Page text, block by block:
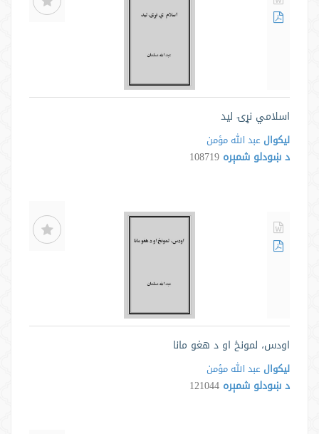
اسلامي نړۍ ليد
لیکوال عبد الله مؤمن
د ښودلو شمېره 108719
اودس، لمونځ او د هغو مانا
لیکوال عبد الله مؤمن
د ښودلو شمېره 121044